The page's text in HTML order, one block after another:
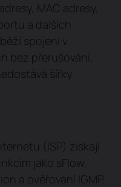
MAC adresy,
a dalších
spojení v
bez přerušování,
šířky
(ISP) získají
jako sFlow,
a ověřování IGMP.